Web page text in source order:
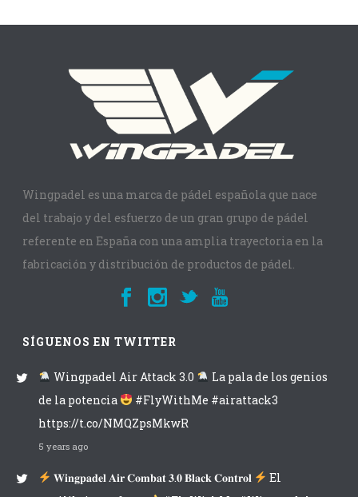
Wingpadel es una marca de pádel española que nace
del trabajo y del esfuerzo de un gran grupo de pádel
referente en España con una amplia trayectoria en la
fabricación y distribución de productos de pádel.
SÍGUENOS EN TWITTER
Wingpadel Air Attack 3.0
La pala de los genios
de la potencia
#FlyWithMe #airattack3
https://t.co/NMQZpsMkwR
5 years ago
𝐖𝐢𝐧𝐠𝐩𝐚𝐝𝐞𝐥 𝐀𝐢𝐫 𝐂𝐨𝐦𝐛𝐚𝐭 𝟑.𝟎 𝐁𝐥𝐚𝐜𝐤 𝐂𝐨𝐧𝐭𝐫𝐨𝐥
El